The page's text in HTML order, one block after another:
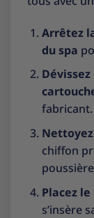
Arrêtez
du spa
fabricant.
chiffon
Placez
s’insère